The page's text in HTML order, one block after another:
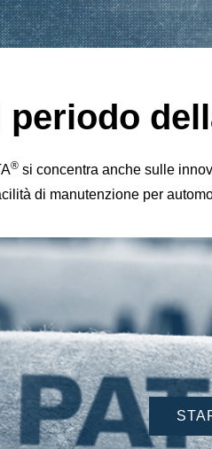
periodo
® si concentra anche sulle
di manutenzione per